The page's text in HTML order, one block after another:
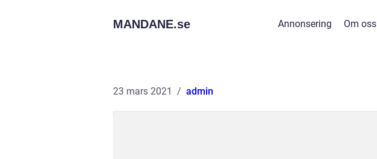
MANDANE.se Annonsering Om oss
23 mars 2021 admin